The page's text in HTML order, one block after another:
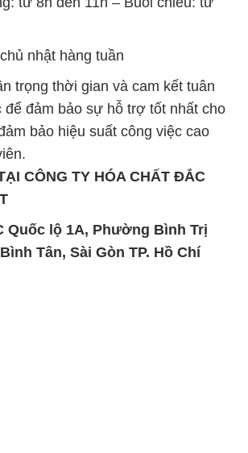
nhật hàng tuần
trọng thời gian và cam kết tuân
để đảm bảo sự hỗ trợ tốt nhất cho
bảo hiệu suất công việc cao
CÔNG TY HÓA CHẤT ĐẮC
Quốc lộ 1A, Phường Bình Trị
Tân, Sài Gòn TP. Hồ Chí